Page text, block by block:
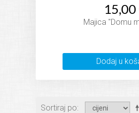
15,00
Majica "Domu
Dodaj u
Sortiraj po